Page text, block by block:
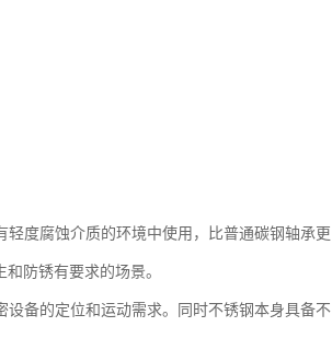
度腐蚀介质的环境中使用，比普通碳钢轴承更
防锈有要求的场景。
备的定位和运动需求。同时不锈钢本身具备不